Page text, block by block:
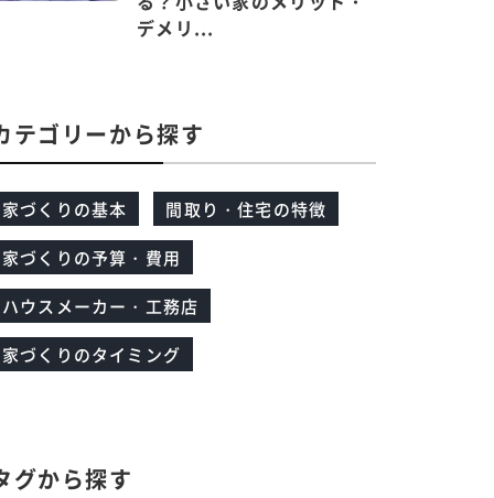
デメリ...
テゴリーから探す
家づくりの基本 間取り・住宅の特徴
家づくりの予算・費用
ハウスメーカー・工務店
家づくりのタイミング
グから探す